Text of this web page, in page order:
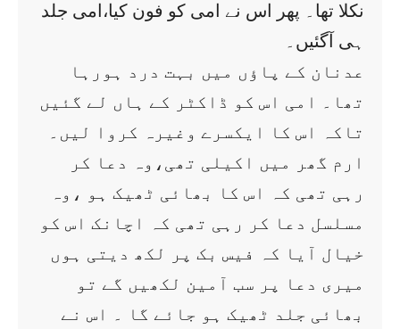
نکلا تھا۔ پھر اس نے امی کو فون کیا،امی جلد
ہی آگئیں۔
عدنان کے پاؤں میں بہت درد ہورہا
تھا۔ امی اس کو ڈاکٹر کے ہاں لے گئیں
تاکہ اس کا ایکسرے وغیرہ کروا لیں۔
ارم گھر میں اکیلی تھی،وہ دعا کر
رہی تھی کہ اس کا بھائی ٹھیک ہو ،وہ
مسلسل دعا کر رہی تھی کہ اچانک اس کو
خیال آیا کہ فیس بک پر لکھ دیتی ہوں
میری دعا پر سب آمین لکھیں گے تو
بھائی جلد ٹھیک ہو جائے گا ۔ اس نے